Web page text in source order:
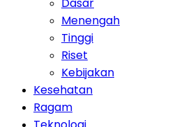
Menengah
Tinggi
Riset
Kebijakan
Kesehatan
Ragam